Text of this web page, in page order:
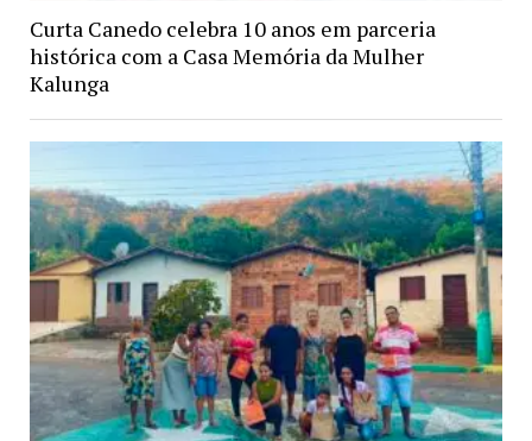
Curta Canedo celebra 10 anos em parceria
histórica com a Casa Memória da Mulher
Kalunga